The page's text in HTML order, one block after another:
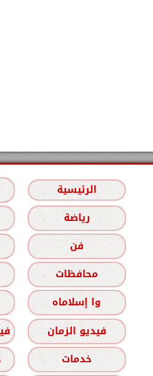
الرئيسية
رياضة
فن
محافظات
وا إسلاماه
فيديو الزمان
خدمات